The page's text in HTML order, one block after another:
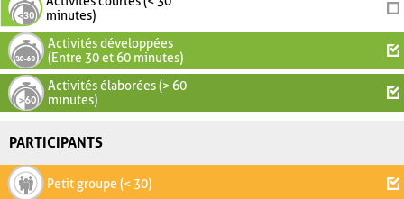
minutes)
Activités développées
(Entre 30 et 60 minutes)
Activités élaborées (> 60
minutes)
PARTICIPANTS
Petit groupe (< 30)